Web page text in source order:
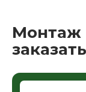
Монтаж
заказать